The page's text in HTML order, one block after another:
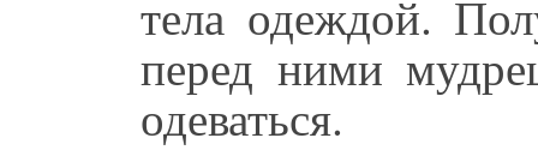
тела одеждой.
перед ними
одеваться.